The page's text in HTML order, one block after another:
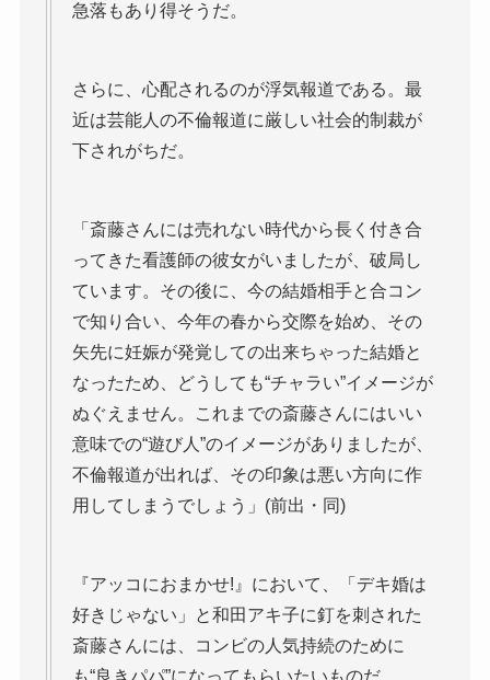
急落もあり得そうだ。
さらに、心配されるのが浮気報道である。最
近は芸能人の不倫報道に厳しい社会的制裁が
下されがちだ。
「斎藤さんには売れない時代から長く付き合
ってきた看護師の彼女がいましたが、破局し
ています。その後に、今の結婚相手と合コン
で知り合い、今年の春から交際を始め、その
矢先に妊娠が発覚しての出来ちゃった結婚と
なったため、どうしても“チャラい”イメージが
ぬぐえません。これまでの斎藤さんにはいい
意味での“遊び人”のイメージがありましたが、
不倫報道が出れば、その印象は悪い方向に作
用してしまうでしょう」(前出・同)
『アッコにおまかせ!』において、「デキ婚は
好きじゃない」と和田アキ子に釘を刺された
斎藤さんには、コンビの人気持続のために